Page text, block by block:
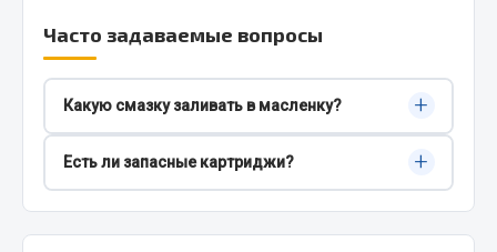
Коробка передач
Коробка передач ZF
Часто задаваемые вопросы
Какую смазку заливать в масленку? +
производителем механизма, обычно это
Есть ли запасные картриджи? +